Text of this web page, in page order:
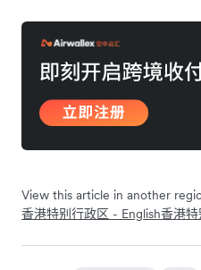
View this article in another
香港特别行政区 - English香港